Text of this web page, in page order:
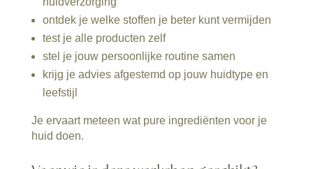
ontdek je welke stoffen je beter kunt vermijden
test je alle producten zelf
stel je jouw persoonlijke routine samen
krijg je advies afgestemd op jouw huidtype en
leefstijl
Je ervaart meteen wat pure ingrediënten voor je
huid doen.